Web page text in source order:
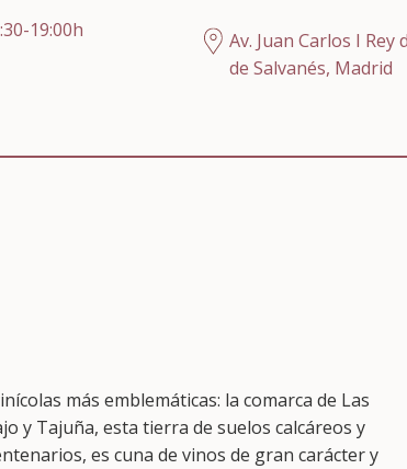
19:00h
Av. Juan Carlos I Rey
de Salvanés, Madrid
más emblemáticas: la comarca de Las
y Tajuña, esta tierra de suelos calcáreos y
es cuna de vinos de gran carácter y